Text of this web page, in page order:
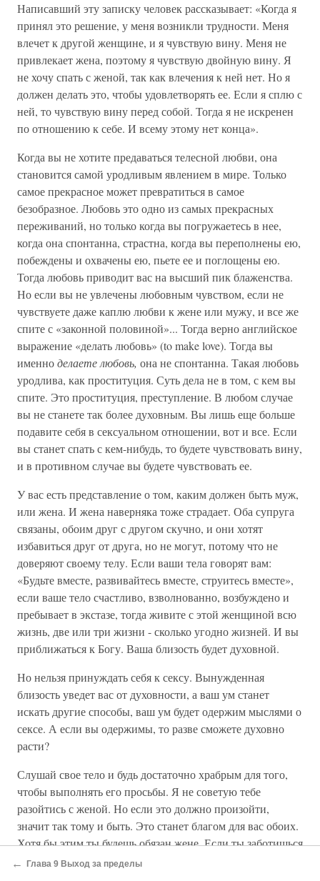
Написавший эту записку человек рассказывает: «Когда я
принял это решение, у меня возникли трудности. Меня
влечет к другой женщине, и я чувствую вину. Меня не
привлекает жена, поэтому я чувствую двойную вину. Я
не хочу спать с женой, так как влечения к ней нет. Но я
должен делать это, чтобы удовлетворять ее. Если я сплю с
ней, то чувствую вину перед собой. Тогда я не искренен
по отношению к себе. И всему этому нет конца».
Когда вы не хотите предаваться телесной любви, она
становится самой уродливым явлением в мире. Только
самое прекрасное может превратиться в самое
безобразное. Любовь это одно из самых прекрасных
переживаний, но только когда вы погружаетесь в нее,
когда она спонтанна, страстна, когда вы переполнены ею,
побеждены и охвачены ею, пьете ее и поглощены ею.
Тогда любовь приводит вас на высший пик блаженства.
Но если вы не увлечены любовным чувством, если не
чувствуете даже каплю любви к жене или мужу, и все же
спите с «законной половиной»... Тогда верно английское
выражение «делать любовь» (to make love). Тогда вы
именноделаете любовь, она не спонтанна. Такая любовь
уродлива, как проституция. Суть дела не в том, с кем вы
спите. Это проституция, преступление. В любом случае
вы не станете так более духовным. Вы лишь еще больше
подавите себя в сексуальном отношении, вот и все. Если
вы станет спать с кем-нибудь, то будете чувствовать вину,
и в противном случае вы будете чувствовать ее.
У вас есть представление о том, каким должен быть муж,
или жена. И жена наверняка тоже страдает. Оба супруга
связаны, обоим друг с другом скучно, и они хотят
избавиться друг от друга, но не могут, потому что не
доверяют своему телу. Если ваши тела говорят вам:
«Будьте вместе, развивайтесь вместе, струитесь вместе»,
если ваше тело счастливо, взволнованно, возбуждено и
пребывает в экстазе, тогда живите с этой женщиной всю
жизнь, две или три жизни - сколько угодно жизней. И вы
приближаться к Богу. Ваша близость будет духовной.
Но нельзя принуждать себя к сексу. Вынужденная
близость уведет вас от духовности, а ваш ум станет
искать другие способы, ваш ум будет одержим мыслями о
сексе. А если вы одержимы, то разве сможете духовно
расти?
Слушай свое тело и будь достаточно храбрым для того,
чтобы выполнять его просьбы. Я не советую тебе
разойтись с женой. Но если это должно произойти,
значит так тому и быть. Это станет благом для вас обоих.
Хотя бы этим ты будешь обязан жене. Если ты заботишься
о ней и уже не любишь, то должен сказать ей об этом. В
← Глава 9 Выход за пределы